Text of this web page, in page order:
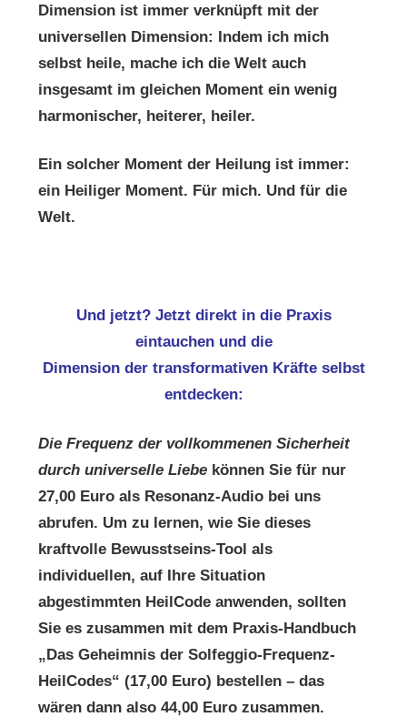
Dimension ist immer verknüpft mit der
universellen Dimension: Indem ich mich
selbst heile, mache ich die Welt auch
insgesamt im gleichen Moment ein wenig
harmonischer, heiterer, heiler.
Ein solcher Moment der Heilung ist immer:
ein Heiliger Moment. Für mich. Und für die
Welt.
Und jetzt? Jetzt direkt in die Praxis
eintauchen und die
Dimension der transformativen Kräfte selbst
entdecken:
Die Frequenz der vollkommenen Sicherheit
durch universelle Liebe können Sie für nur
27,00 Euro als Resonanz-Audio bei uns
abrufen. Um zu lernen, wie Sie dieses
kraftvolle Bewusstseins-Tool als
individuellen, auf Ihre Situation
abgestimmten HeilCode anwenden, sollten
Sie es zusammen mit dem Praxis-Handbuch
„Das Geheimnis der Solfeggio-Frequenz-
HeilCodes“ (17,00 Euro) bestellen – das
wären dann also 44,00 Euro zusammen.